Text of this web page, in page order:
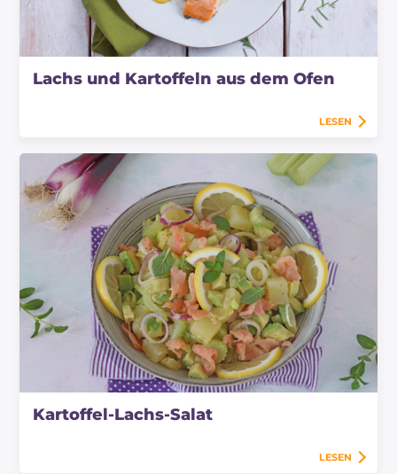
Lachs und Kartoffeln aus dem Ofen
LESEN
Kartoffel-Lachs-Salat
LESEN